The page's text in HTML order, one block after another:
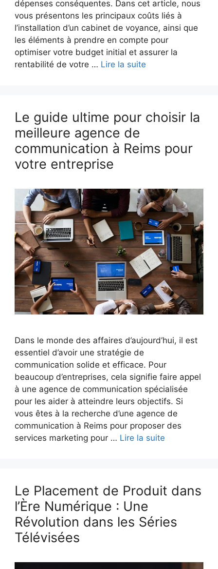
dépenses conséquentes. Dans cet article, nous
vous présentons les principaux coûts liés à
l’installation d’un cabinet de voyance, ainsi que
les éléments à prendre en compte pour
optimiser votre budget initial et assurer la
rentabilité de votre … Lire la suite
Le guide ultime pour choisir la
meilleure agence de
communication à Reims pour
votre entreprise
Dans le monde des affaires d’aujourd’hui, il est
essentiel d’avoir une stratégie de
communication solide et efficace. Pour
beaucoup d’entreprises, cela signifie faire appel
à une agence de communication spécialisée
pour les aider à atteindre leurs objectifs. Si
vous êtes à la recherche d’une agence de
communication à Reims pour proposer des
services marketing pour … Lire la suite
Le Placement de Produit dans
l’Ère Numérique : Une
Révolution dans les Séries
Télévisées